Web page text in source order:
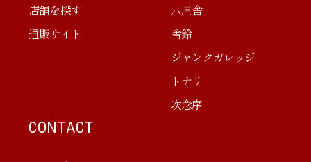
店舗を探す
通販サイト
六厘舎
舎鈴
ジャンクガレッジ
トナリ
次念序
CONTACT